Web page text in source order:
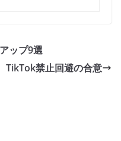
ップ9選
TikTok禁止回避の合意